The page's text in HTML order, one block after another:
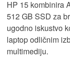
HP 15 kombinira
512 GB SSD za
ugodno iskustvo
laptop odličnim
multimediju.